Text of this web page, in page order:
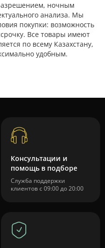
ночным
анализа. Мы
покупки: возможность
Все товары имеют
по всему Казахстану,
удобным.
Консультации и
помощь в подборе
Служба поддержки
клиентов с 09:00 до 20:00